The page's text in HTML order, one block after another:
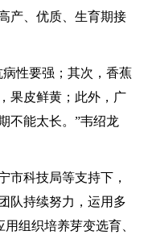
产、优质、生育期接
性要强；其次，香蕉
果皮鲜黄；此外，广
不能太长。”韦绍龙
科技局等支持下，
队持续努力，运用多
组织培养芽变选育、